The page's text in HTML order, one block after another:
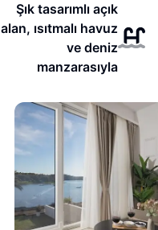
Şık tasarımlı açık
alan, ısıtmalı havuz
ve deniz
manzarasıyla